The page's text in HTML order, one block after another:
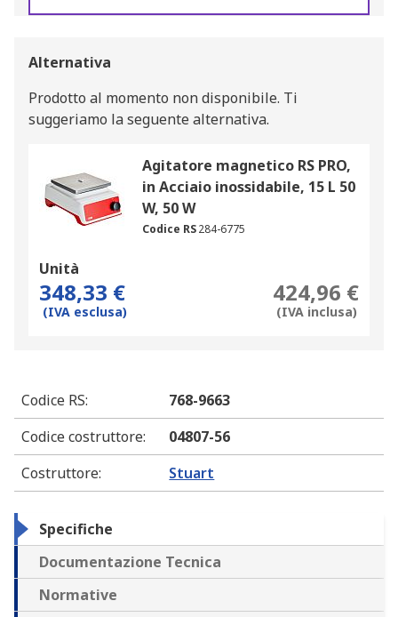
Alternativa
Prodotto al momento non disponibile. Ti
suggeriamo la seguente alternativa.
Agitatore magnetico RS PRO,
in Acciaio inossidabile, 15 L 50
W, 50 W
Codice RS284-6775
Unità
348,33 €
(IVA esclusa)
424,96 €
(IVA inclusa)
Codice RS:
768-9663
Codice costruttore:
04807-56
Costruttore: Stuart
Specifiche
Documentazione Tecnica
Normative